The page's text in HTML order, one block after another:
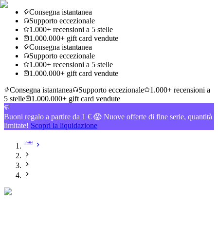
Consegna istantanea
Supporto eccezionale
1.000+ recensioni a 5 stelle
1.000.000+ gift card vendute
Consegna istantanea
Supporto eccezionale
1.000+ recensioni a 5 stelle
1.000.000+ gift card vendute
Consegna istantanea
Supporto eccezionale
1.000+ recensioni a
5 stelle
1.000.000+ gift card vendute
Buoni regalo a partire da 1 € 😱 Nuove offerte di fine serie, quantità
limitate! Scopri la liquidazione